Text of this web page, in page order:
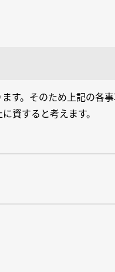
す。そのため上記の各
資すると考えます。